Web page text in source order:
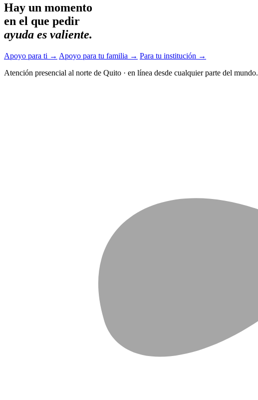
Hay un momento
en el que pedir
ayuda es valiente.
Apoyo para ti → Apoyo para tu familia → Para tu institución →
Atención presencial al norte de Quito · en línea desde cualquier parte del mundo.